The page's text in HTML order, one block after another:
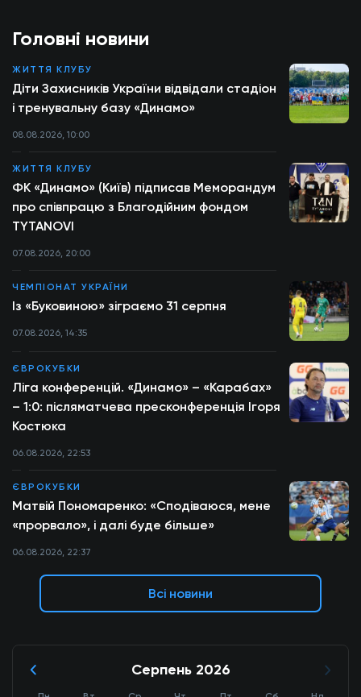
Головні новини
ЖИТТЯ КЛУБУ
Діти Захисників України відвідали стадіон
і тренувальну базу «Динамо»
08.08.2026, 10:00
ЖИТТЯ КЛУБУ
ФК «Динамо» (Київ) підписав Меморандум
про співпрацю з Благодійним фондом
TYTANOVI
07.08.2026, 20:00
ЧЕМПІОНАТ УКРАЇНИ
Із «Буковиною» зіграємо 31 серпня
07.08.2026, 14:35
ЄВРОКУБКИ
Ліга конференцій. «Динамо» – «Карабах»
– 1:0: післяматчева пресконференція Ігоря
Костюка
06.08.2026, 22:53
ЄВРОКУБКИ
Матвій Пономаренко: «Сподіваюся, мене
«прорвало», і далі буде більше»
06.08.2026, 22:37
Всі новини
Серпень 2026